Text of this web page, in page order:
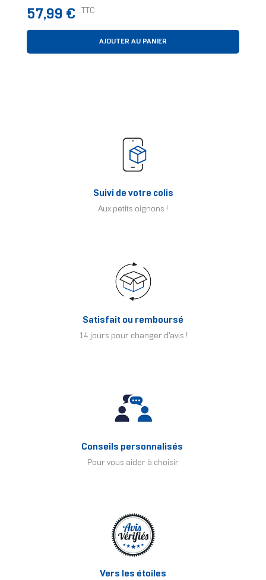
Ventilateur 12 Cm Blanc 3 Pièce(s)
Prix
57,99 € TTC
AJOUTER AU PANIER
Suivi de votre colis
Aux petits oignons !
Satisfait ou remboursé
14 jours pour changer d'avis !
Conseils personnalisés
Pour vous aider à choisir
Vers les étoiles